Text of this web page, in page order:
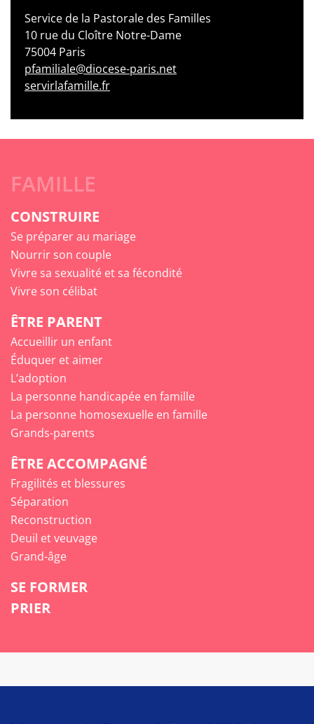
Service de la Pastorale des Familles
10 rue du Cloître Notre-Dame
75004 Paris
pfamiliale@diocese-paris.net
servirlafamille.fr
FAMILLE
CONSTRUIRE
Se préparer au mariage
Nourrir son couple
Vivre sa sexualité et sa fécondité
Vivre son célibat
ÊTRE PARENT
Accueillir un enfant
Éduquer et aimer
L’adoption
La personne handicapée en famille
La personne homosexuelle en famille
Grands-parents
ÊTRE ACCOMPAGNÉ
Fragilités et blessures
Séparation
Reconstruction
Deuil et veuvage
Grand-âge
SE FORMER
PRIER